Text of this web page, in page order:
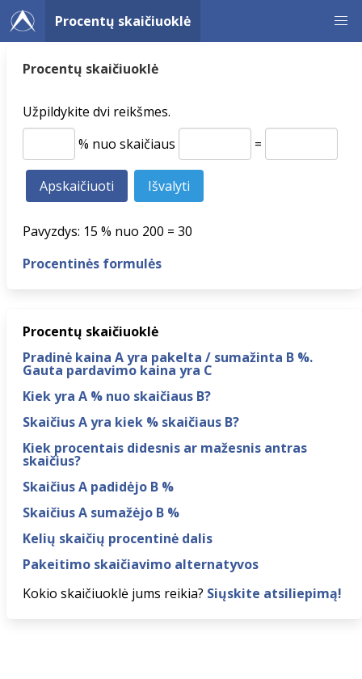
Procentų skaičiuoklė
Procentų skaičiuoklė
Užpildykite dvi reikšmes.
% nuo skaičiaus
=
Pavyzdys: 15 % nuo 200 = 30
Procentinės formulės
Procentų skaičiuoklė
Pradinė kaina A yra pakelta / sumažinta B %.
Gauta pardavimo kaina yra C
Kiek yra A % nuo skaičiaus B?
Skaičius A yra kiek % skaičiaus B?
Kiek procentais didesnis ar mažesnis antras
skaičius?
Skaičius A padidėjo B %
Skaičius A sumažėjo B %
Kelių skaičių procentinė dalis
Pakeitimo skaičiavimo alternatyvos
Kokio skaičiuoklė jums reikia? Siųskite atsiliepimą!